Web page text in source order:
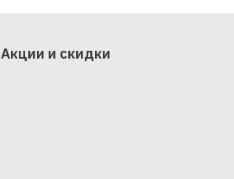
Акции и скидки